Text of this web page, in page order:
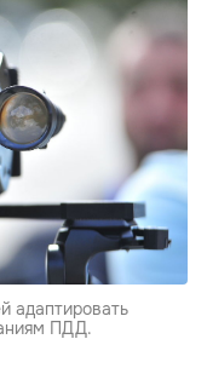
адаптировать
ПДД.